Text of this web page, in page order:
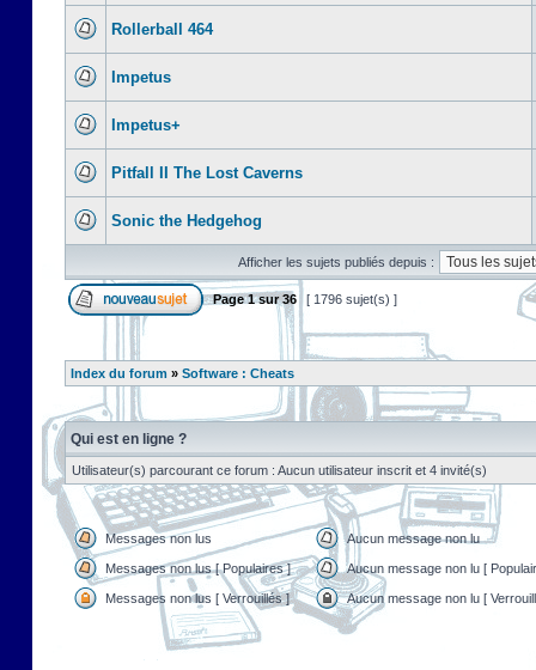
Rollerball 464
Impetus
Impetus+
Pitfall II The Lost Caverns
Sonic the Hedgehog
Afficher les sujets publiés depuis :
Page1sur36 [ 1796 sujet(s) ]
Index du forum » Software : Cheats
Qui est en ligne ?
Utilisateur(s) parcourant ce forum : Aucun utilisateur inscrit et 4 invité(s)
Messages non lus Aucun message non lu
Messages non lus [ Populaires ] Aucun message non lu [
Messages non lus [ Verrouillés ] Aucun message non lu [